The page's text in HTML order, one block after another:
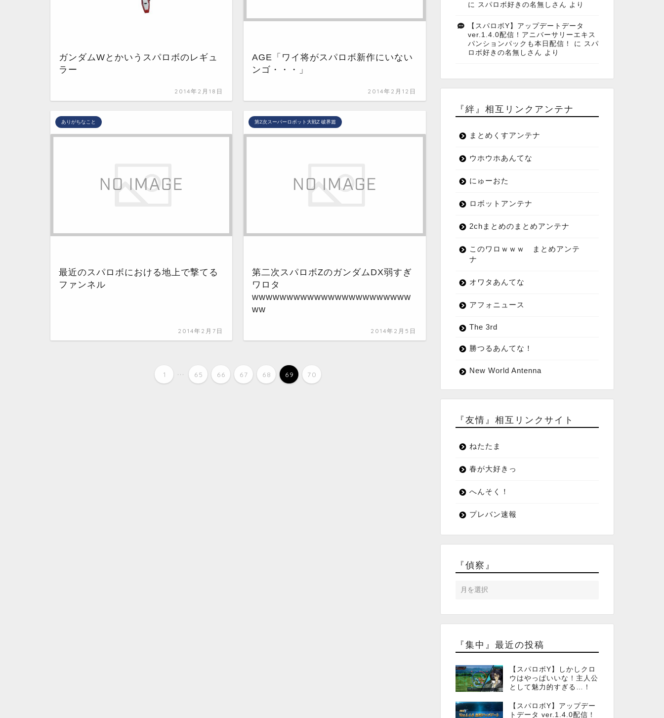
ガンダムWとかいうスパロボのレギュ
ラー
2014年2月18日
AGE「ワイ将がスパロボ新作にいない
ンゴ・・・」
2014年2月12日
ありがちなこと
最近のスパロボにおける地上で撃てる
ファンネル
2014年2月7日
第2次スーパーロボット大戦Z 破界篇
第二次スパロボZのガンダムDX弱すぎ
ワロタ
wwwwwwwwwwwwwwwwwwwwwww
ww
2014年2月5日
1 ... 65 66 67 68 69 70
に
スパロボ好きの名無しさん より
【スパロボY】アップデートデータ
ver.1.4.0配信！アニバーサリーエキス
パンションパックも本日配信！
に
スパ
ロボ好きの名無しさん より
『絆』相互リンクアンテナ
まとめくすアンテナ
ウホウホあんてな
にゅーおた
ロボットアンテナ
2chまとめのまとめアンテナ
このワロｗｗｗ まとめアンテ
ナ
オワタあんてな
アフォニュース
The 3rd
勝つるあんてな！
New World Antenna
『友情』相互リンクサイト
ねたたま
春が大好きっ
へんそく！
プレバン速報
『偵察』
『集中』最近の投稿
【スパロボY】しかしクロ
ウはやっぱいいな！主人公
として魅力的すぎる…！
【スパロボY】アップデー
トデータ ver.1.4.0配信！